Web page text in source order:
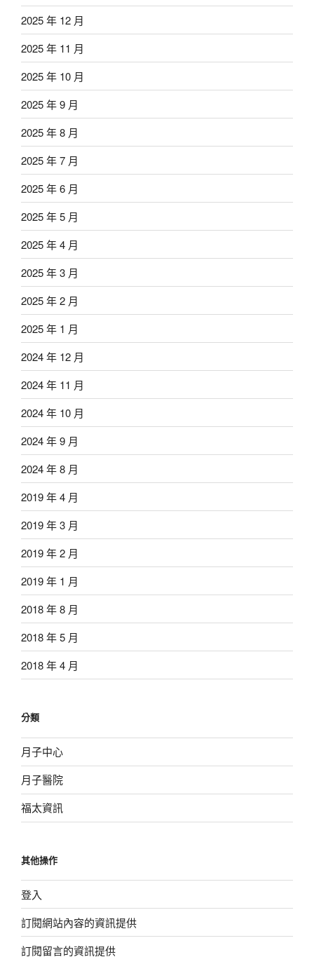
2025 年 12 月
2025 年 11 月
2025 年 10 月
2025 年 9 月
2025 年 8 月
2025 年 7 月
2025 年 6 月
2025 年 5 月
2025 年 4 月
2025 年 3 月
2025 年 2 月
2025 年 1 月
2024 年 12 月
2024 年 11 月
2024 年 10 月
2024 年 9 月
2024 年 8 月
2019 年 4 月
2019 年 3 月
2019 年 2 月
2019 年 1 月
2018 年 8 月
2018 年 5 月
2018 年 4 月
分類
月子中心
月子醫院
福太資訊
其他操作
登入
訂閱網站內容的資訊提供
訂閱留言的資訊提供